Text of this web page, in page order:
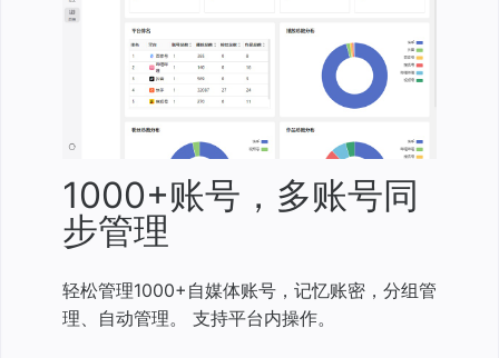
1000+账号，多账号同
步管理
轻松管理1000+自媒体账号，记忆账密，分组管
理、自动管理。 支持平台内操作。